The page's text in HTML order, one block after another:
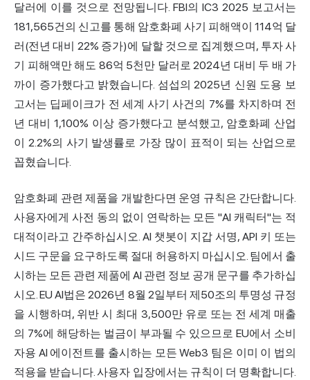
달러에 이를 것으로 전망됩니다. FBI의 IC3 2025 보고서는
181,565건의 신고를 통해 암호화폐 사기 피해액이 114억 달
러(전년 대비 22% 증가)에 달할 것으로 집계했으며, 투자 사
기 피해액만 해도 86억 5천만 달러로 2024년 대비 두 배 가
까이 증가했다고 밝혔습니다. 섬섭의 2025년 신원 도용 보
고서는 딥페이크가 전 세계 사기 사건의 7%를 차지하며 전
년 대비 1,100% 이상 증가했다고 분석했고, 암호화폐 산업
이 2.2%의 사기 발생률로 가장 많이 표적이 되는 산업으로
꼽혔습니다.
암호화폐 관련 제품을 개발한다면 운영 규칙은 간단합니다.
사용자에게 사전 동의 없이 연락하는 모든 "AI 캐릭터"는 적
대적이라고 간주하십시오. AI 챗봇이 지갑 서명, API 키 또는
시드 구문을 요구하도록 절대 허용하지 마십시오. 팀에서 출
시하는 모든 관련 제품에 AI 관련 정보 공개 문구를 추가하십
시오. EU AI법은 2026년 8월 2일부터 제50조의 투명성 규정
을 시행하며, 위반 시 최대 3,500만 유로 또는 전 세계 매출
의 7%에 해당하는 벌금이 부과될 수 있으므로 EU에서 소비
자용 AI 에이전트를 출시하는 모든 Web3 팀은 이미 이 법의
적용을 받습니다. 사용자 입장에서는 규칙이 더 명확합니다.